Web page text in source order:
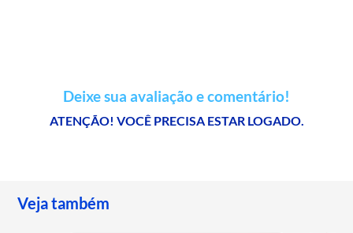
Deixe sua avaliação e comentário!
ATENÇÃO! VOCÊ PRECISA ESTAR LOGADO.
Veja também